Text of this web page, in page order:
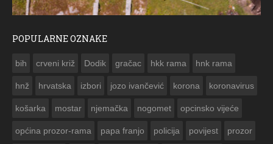
POPULARNE OZNAKE
bih crveni križ Dodik gračac hkk rama hnk rama
hnž hrvatska izbori jozo ivančević korona koronavirus
košarka mostar njemačka nogomet opcinsko vijeće
općina prozor-rama papa franjo policija povijest prozor